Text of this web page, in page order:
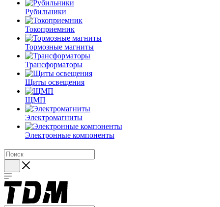
Рубильники
Токоприемник
Тормозные магниты
Трансформаторы
Щиты освещения
ЩМП
Электромагниты
Электронные компоненты